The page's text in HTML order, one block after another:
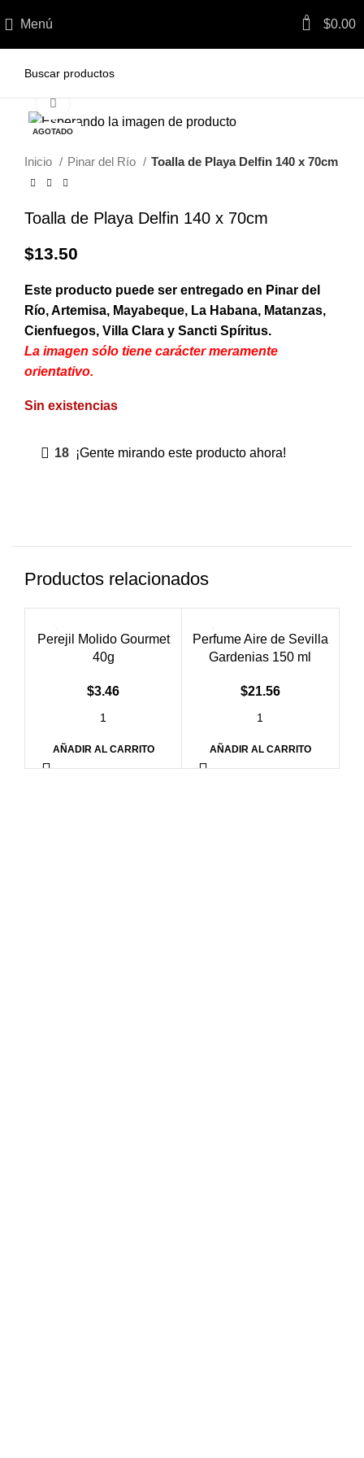
Menú 0 $0.00
AGOTADO
Inicio Pinar del Río Toalla de Playa Delfin 140 x 70cm
Toalla de Playa Delfin 140 x 70cm
$13.50
Este producto puede ser entregado en Pinar del
Río, Artemisa, Mayabeque, La Habana, Matanzas,
Cienfuegos, Villa Clara y Sancti Spíritus.
La imagen sólo tiene carácter meramente
orientativo.
Sin existencias
18 ¡Gente mirando este producto ahora!
Productos relacionados
Perejil Molido Gourmet
40g
$3.46
AÑADIR AL CARRITO
Perfume Aire de Sevilla
Gardenias 150 ml
$21.56
AÑADIR AL CARRITO